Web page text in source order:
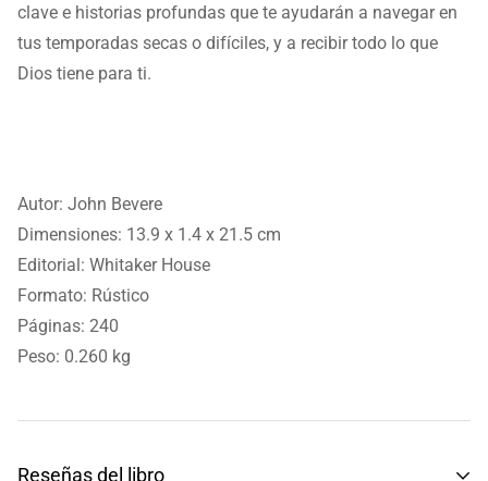
clave e historias profundas que te ayudarán a navegar en
tus temporadas secas o difíciles, y a recibir todo lo que
Dios tiene para ti.
Autor: John Bevere
Dimensiones: 13.9 x 1.4 x 21.5 cm
Editorial: Whitaker House
Formato: Rústico
Páginas: 240
Peso: 0.260 kg
Reseñas del libro